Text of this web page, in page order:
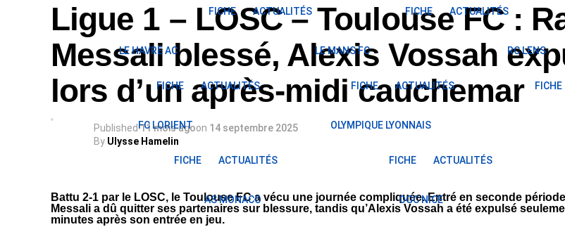
FICHE ACTUALITÉS FICHE ACTUALITÉS
LE HAVRE AC
FICHE ACTUALITÉS
LE MANS FC
FICHE ACTUALITÉS
RC LENS
FICHE
FC LORIENT
FICHE ACTUALITÉS
OLYMPIQUE LYONNAIS
FICHE ACTUALITÉS
AS MONACO OGC NICE
Ligue 1 – LOSC – Toulouse FC :
Messali blessé, Alexis Vossah
lors d’un après-midi cauchemar
Published 11 mois agoon 14 septembre 2025
By Ulysse Hamelin
Battu 2-1 par le LOSC, le Toulouse FC a vécu une journée compliquée. Entré en seconde
Messali a dû quitter ses partenaires sur blessure, tandis qu’Alexis Vossah a été expulsé
minutes après son entrée en jeu.